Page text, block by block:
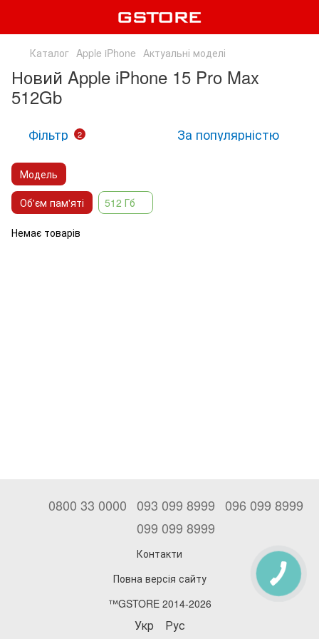
Каталог Apple iPhone Актуальні моделі
Новий Apple iPhone 15 Pro Max
512Gb
Фільтр 2 За популярністю
Модель
Об'єм пам'яті
512 Гб
Немає товарів
0800 33 0000 093 099 8999 096 099 8999
099 099 8999
Контакти
Повна версія сайту
™GSTORE 2014-2026
Укр Рус